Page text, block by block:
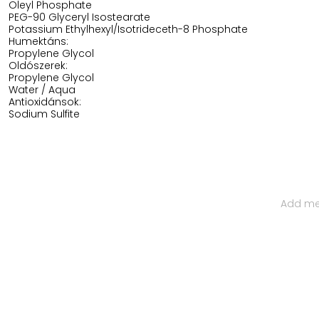
Oleyl Phosphate
PEG-90 Glyceryl Isostearate
Potassium Ethylhexyl/Isotrideceth-8 Phosphate
Humektáns:
Propylene Glycol
Oldószerek:
Propylene Glycol
Water / Aqua
Antioxidánsok:
Sodium Sulfite